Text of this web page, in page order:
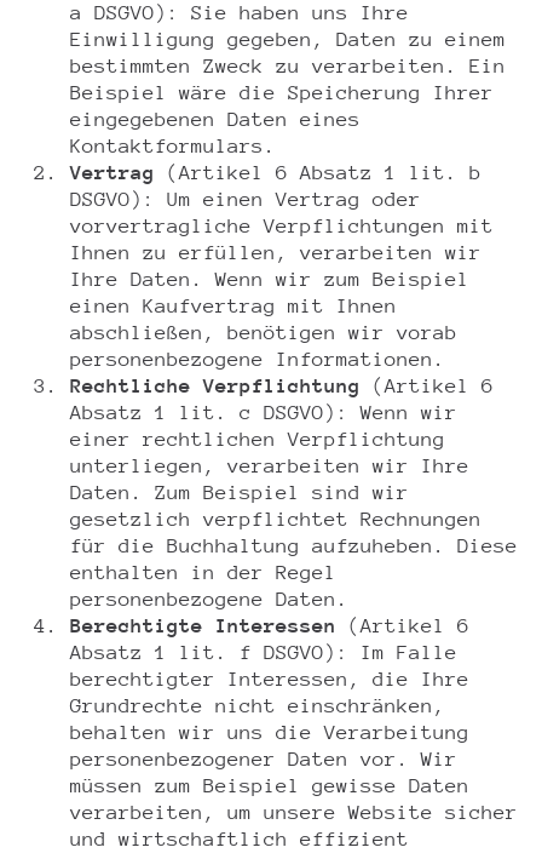
a DSGVO): Sie haben uns Ihre
Einwilligung gegeben, Daten zu einem
bestimmten Zweck zu verarbeiten. Ein
Beispiel wäre die Speicherung Ihrer
eingegebenen Daten eines
Kontaktformulars.
Vertrag
(Artikel 6 Absatz 1 lit. b
DSGVO): Um einen Vertrag oder
vorvertragliche Verpflichtungen mit
Ihnen zu erfüllen, verarbeiten wir
Ihre Daten. Wenn wir zum Beispiel
einen Kaufvertrag mit Ihnen
abschließen, benötigen wir vorab
personenbezogene Informationen.
Rechtliche Verpflichtung
(Artikel 6
Absatz 1 lit. c DSGVO): Wenn wir
einer rechtlichen Verpflichtung
unterliegen, verarbeiten wir Ihre
Daten. Zum Beispiel sind wir
gesetzlich verpflichtet Rechnungen
für die Buchhaltung aufzuheben. Diese
enthalten in der Regel
personenbezogene Daten.
Berechtigte Interessen
(Artikel 6
Absatz 1 lit. f DSGVO): Im Falle
berechtigter Interessen, die Ihre
Grundrechte nicht einschränken,
behalten wir uns die Verarbeitung
personenbezogener Daten vor. Wir
müssen zum Beispiel gewisse Daten
verarbeiten, um unsere Website sicher
und wirtschaftlich effizient